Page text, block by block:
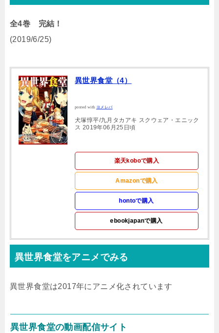
全4巻 完結！
(2019/6/25)
異世界食堂（4）
posted with ヨメレバ
犬塚惇平/九月タカアキ スクウェア・エニック
ス 2019年06月25日頃
楽天koboで購入
Amazonで購入
hontoで購入
ebookjapanで購入
異世界食堂をアニメでみる
異世界食堂は2017年にアニメ化されています
異世界食堂の動画配信サイト